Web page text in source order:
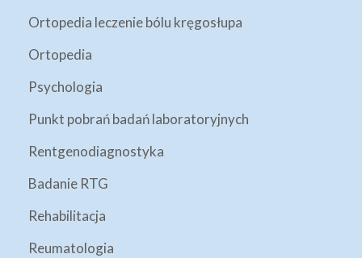
Ortopedia leczenie bólu kręgosłupa
Ortopedia
Psychologia
Punkt pobrań badań laboratoryjnych
Rentgenodiagnostyka
Badanie RTG
Rehabilitacja
Reumatologia